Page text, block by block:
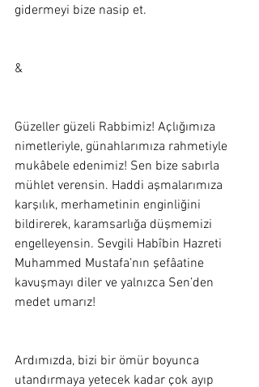
gidermeyi bize nasip et.
&
Güzeller güzeli Rabbimiz! Açlığımıza
nimetleriyle, günahlarımıza rahmetiyle
mukâbele edenimiz! Sen bize sabırla
mühlet verensin. Haddi aşmalarımıza
karşılık, merhametinin enginliğini
bildirerek, karamsarlığa düşmemizi
engelleyensin. Sevgili Habîbin Hazreti
Muhammed Mustafa’nın şefâatine
kavuşmayı diler ve yalnızca Sen’den
medet umarız!
Ardımızda, bizi bir ömür boyunca
utandırmaya yetecek kadar çok ayıp